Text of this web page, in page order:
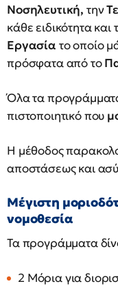
Νοσηλευτική, την
κάθε ειδικότητα και
Εργασία το οποίο
πρόσφατα από το
Όλα τα
πιστοποιητικό που
Η μέθοδος
αποστάσεως και
Μέγιστη
νομοθεσία
Τα προγράμματα
2 Μόρια για